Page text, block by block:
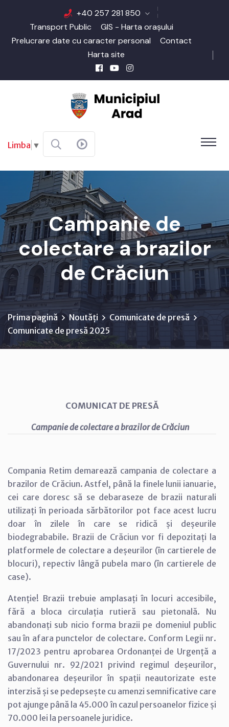
+40 257 281 850
Transport Public
GIS - Harta orașului
Prelucrare date cu caracter personal
Contact
Harta site
Limba ▼
Campanie de
colectare a brazilor
de Crăciun
Prima pagină Noutăți
Comunicate de presă
Comunicate de presă 2025
COMUNICAT DE PRESĂ
Campanie de colectare a brazilor de Crăciun
Compania Retim demarează campania de colectare a
brazilor de Crăciun. Astfel, până la finele lunii ianuarie,
cei care doresc să se debaraseze de brazii naturali
utilizați în perioada sărbătorilor pot face acest lucru
doar în zilele în care se ridică și deșeurile
biodegrababile. Brazii de Crăciun vor fi depozitați la
platformele de colectare a deșeurilor (în cartierele de
blocuri), repectiv lângă pubela maro (în cartierele de
case).
Atenție! Brazii trebuie amplasați în locuri accesibile,
fără a bloca circulația rutieră sau pietonală. Nu
abandonați sub nicio forma brazii pe domeniul public
sau în afara punctelor de colectare. Conform Legii nr.
17/2023 pentru aprobarea Ordonanței de Urgență a
Guvernului nr. 92/2021 privind regimul deșeurilor,
abandonarea deșeurilor în spații neautorizate este
interzisă și se pedepsește cu amenzi semnificative care
pot ajunge până la 45.000 în cazul persoanelor fizice și
70.000 lei la persoanele juridice.